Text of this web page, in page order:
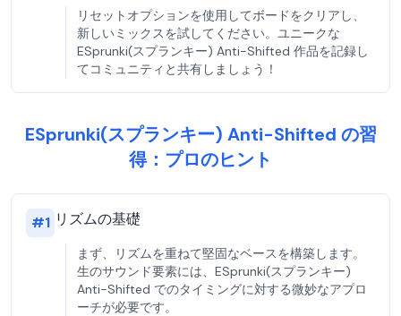
リセットオプションを使用してボードをクリアし、
新しいミックスを試してください。ユニークな
ESprunki(スプランキー) Anti-Shifted 作品を記録し
てコミュニティと共有しましょう！
ESprunki(スプランキー) Anti-Shifted の習
得：プロのヒント
#1 リズムの基礎
まず、リズムを重ねて堅固なベースを構築します。
生のサウンド要素には、ESprunki(スプランキー)
Anti-Shifted でのタイミングに対する微妙なアプロ
ーチが必要です。